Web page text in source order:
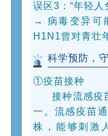
误区3 ：“年轻
→ 病毒变异可
H1N1曾对青壮
科学预防，
①疫苗接种
接种流感疫
一。流感疫苗
株，能够刺激